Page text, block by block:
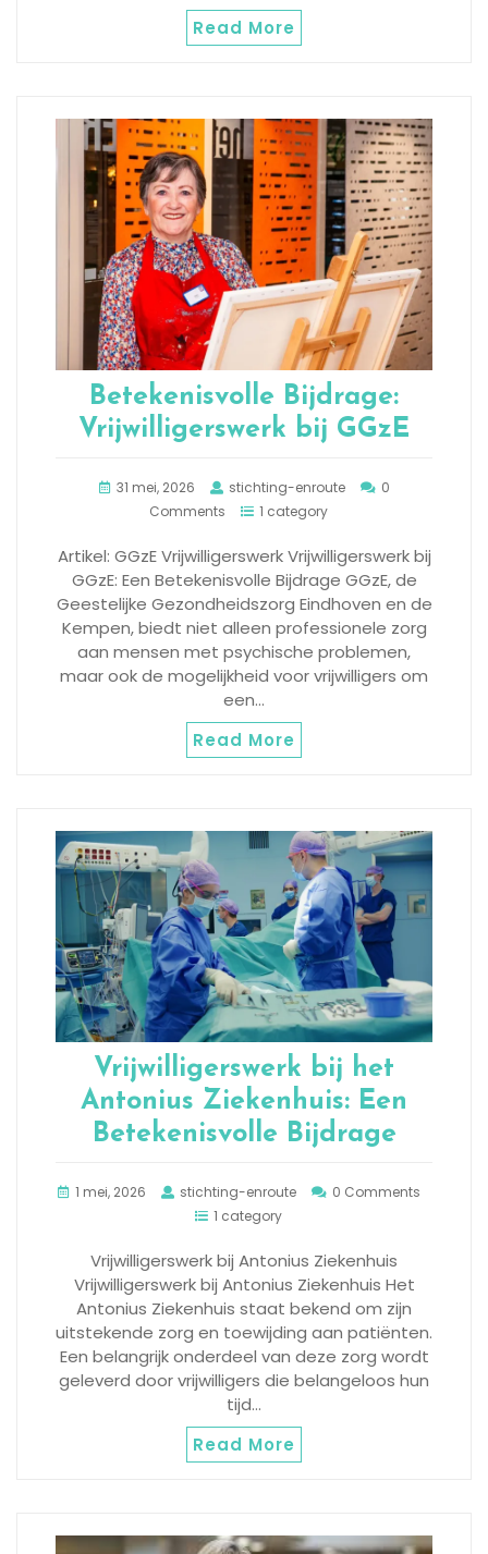
Read More
Betekenisvolle Bijdrage:
Vrijwilligerswerk bij GGzE
31 mei, 2026 stichting-enroute
0
Comments
1 category
Artikel: GGzE Vrijwilligerswerk Vrijwilligerswerk bij
GGzE: Een Betekenisvolle Bijdrage GGzE, de
Geestelijke Gezondheidszorg Eindhoven en de
Kempen, biedt niet alleen professionele zorg
aan mensen met psychische problemen,
maar ook de mogelijkheid voor vrijwilligers om
een…
Read More
Vrijwilligerswerk bij het
Antonius Ziekenhuis: Een
Betekenisvolle Bijdrage
1 mei, 2026 stichting-enroute
0 Comments
1 category
Vrijwilligerswerk bij Antonius Ziekenhuis
Vrijwilligerswerk bij Antonius Ziekenhuis Het
Antonius Ziekenhuis staat bekend om zijn
uitstekende zorg en toewijding aan patiënten.
Een belangrijk onderdeel van deze zorg wordt
geleverd door vrijwilligers die belangeloos hun
tijd…
Read More